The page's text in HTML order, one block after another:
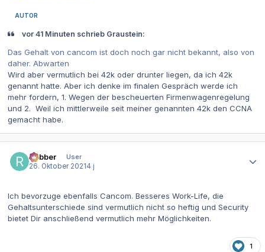
AUTOR
vor 41 Minuten schrieb Graustein:
Das Gehalt von cancom ist doch noch gar nicht bekannt, also von
daher. Abwarten
Wird aber vermutlich bei 42k oder drunter liegen, da ich 42k
genannt hatte. Aber ich denke im finalen Gespräch werde ich
mehr fordern, 1. Wegen der bescheuerten Firmenwagenregelung
und 2. Weil ich mittlerweile seit meiner genannten 42k den CCNA
gemacht habe.
Rabber
User
26. Oktober 2021 4 j
Ich bevorzuge ebenfalls Cancom. Besseres Work-Life, die
Gehaltsunterschiede sind vermutlich nicht so heftig und Security
bietet Dir anschließend vermutlich mehr Möglichkeiten.
1